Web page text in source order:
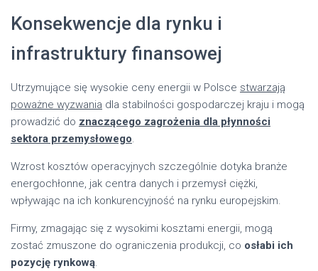
Konsekwencje dla rynku i
infrastruktury finansowej
Utrzymujące się wysokie ceny energii w Polsce stwarzają
poważne wyzwania dla stabilności gospodarczej kraju i mogą
prowadzić do znaczącego zagrożenia dla płynności
sektora przemysłowego.
Wzrost kosztów operacyjnych szczególnie dotyka branże
energochłonne, jak centra danych i przemysł ciężki,
wpływając na ich konkurencyjność na rynku europejskim.
Firmy, zmagając się z wysokimi kosztami energii, mogą
zostać zmuszone do ograniczenia produkcji, co osłabi ich
pozycję rynkową.